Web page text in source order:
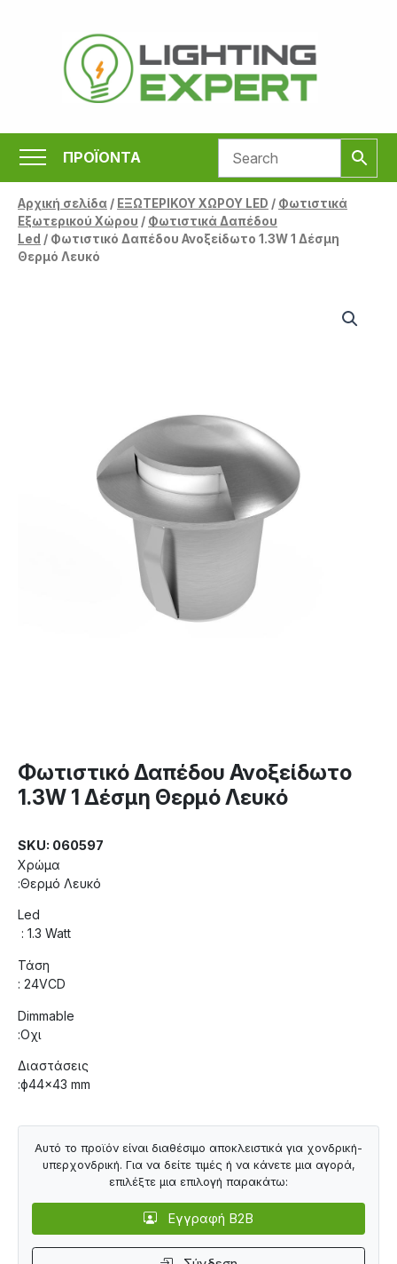
περιεχόμενο
ΠΡΟΪΟΝΤΑ
Αρχική σελίδα/ ΕΞΩΤΕΡΙΚΟΥ ΧΩΡΟΥ LED / Φωτιστικά
Εξωτερικού Χώρου / Φωτιστικά Δαπέδου
Led / Φωτιστικό Δαπέδου Ανοξείδωτο 1.3W 1 Δέσμη
Θερμό Λευκό
Φωτιστικό Δαπέδου Ανοξείδωτο
1.3W 1 Δέσμη Θερμό Λευκό
SKU: 060597
Χρώμα
:Θερμό Λευκό
Led
: 1.3 Watt
Τάση
: 24VCD
Dimmable
:Οχι
Διαστάσεις
:ф44×43 mm
Αυτό το προϊόν είναι διαθέσιμο αποκλειστικά για χονδρική-
υπερχονδρική. Για να δείτε τιμές ή να κάνετε μια αγορά,
επιλέξτε μια επιλογή παρακάτω:
Εγγραφή B2B